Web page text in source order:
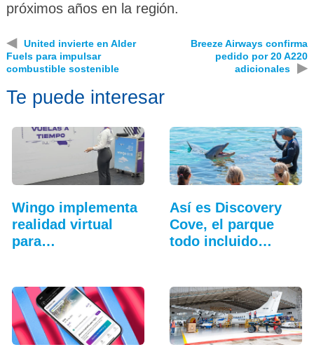
próximos años en la región.
◀
United invierte en Alder
Fuels para impulsar
combustible sostenible
Breeze Airways confirma
pedido por 20 A220
adicionales
▶
Te puede interesar
Wingo implementa
realidad virtual
para
Así es Discovery
Cove, el parque
todo incluido